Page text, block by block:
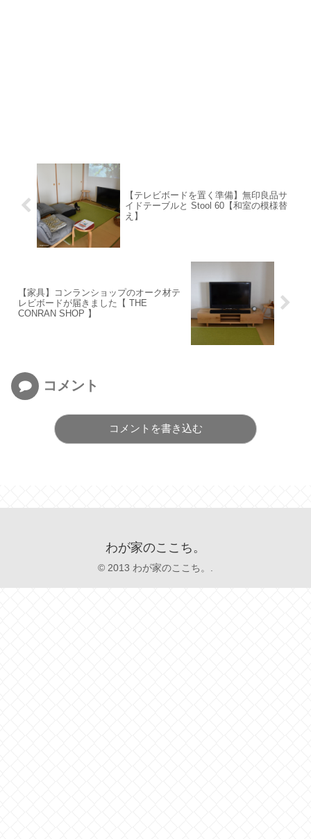
【テレビボードを置く準備】無印良品サ
イドテーブルと Stool 60【和室の模様替
え】
【家具】コンランショップのオーク材テ
レビボードが届きました【 THE
CONRAN SHOP 】
コメント
コメントを書き込む
わが家のここち。
© 2013 わが家のここち。.